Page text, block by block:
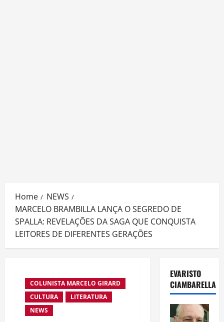
Home
NEWS
MARCELO BRAMBILLA LANÇA O SEGREDO DE
SPALLA: REVELAÇÕES DA SAGA QUE CONQUISTA
LEITORES DE DIFERENTES GERAÇÕES
COLUNISTA MARCELO GIRARD
CULTURA
LITERATURA
NEWS
EVARISTO
CIAMBARELLA